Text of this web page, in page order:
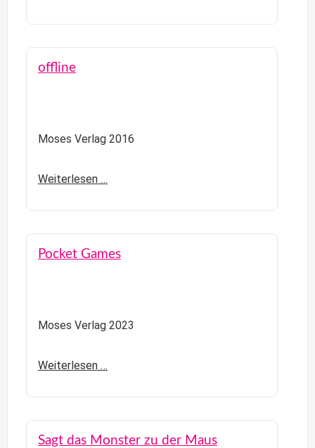
offline
Moses Verlag 2016
Weiterlesen …
Pocket Games
Moses Verlag 2023
Weiterlesen …
Sagt das Monster zu der Maus